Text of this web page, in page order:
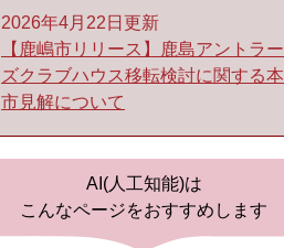
2026年4月22日更新
【鹿嶋市リリース】鹿島アントラー
ズクラブハウス移転検討に関する本
市見解について
AI(人工知能)は
こんなページをおすすめします